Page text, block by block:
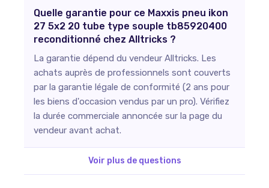
Quelle garantie pour ce Maxxis pneu ikon
27 5x2 20 tube type souple tb85920400
reconditionné chez Alltricks ?
La garantie dépend du vendeur Alltricks. Les
achats auprès de professionnels sont couverts
par la garantie légale de conformité (2 ans pour
les biens d'occasion vendus par un pro). Vérifiez
la durée commerciale annoncée sur la page du
vendeur avant achat.
Voir plus de questions